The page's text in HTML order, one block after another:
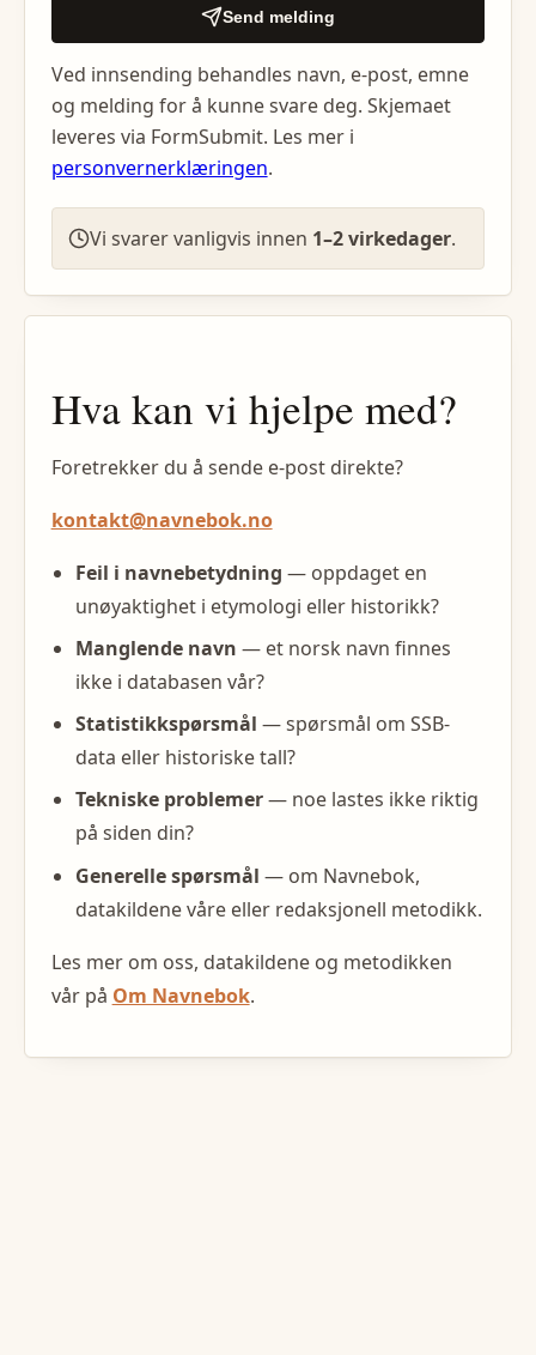
Send melding
Ved innsending behandles navn, e-post, emne
og melding for å kunne svare deg. Skjemaet
leveres via FormSubmit. Les mer i
personvernerklæringen.
Vi svarer vanligvis innen 1–2 virkedager.
Hva kan vi hjelpe med?
Foretrekker du å sende e-post direkte?
kontakt@navnebok.no
Feil i navnebetydning — oppdaget en
unøyaktighet i etymologi eller historikk?
Manglende navn — et norsk navn finnes
ikke i databasen vår?
Statistikkspørsmål — spørsmål om SSB-
data eller historiske tall?
Tekniske problemer— noe lastes ikke riktig
på siden din?
Generelle spørsmål — om Navnebok,
datakildene våre eller redaksjonell metodikk.
Les mer om oss, datakildene og metodikken
vår på Om Navnebok.